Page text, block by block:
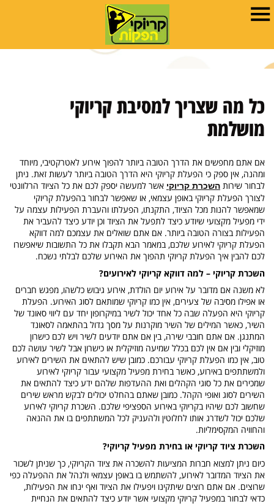
כל מה שצריך למסיבת קריוקי
מושלמת
אם אתם מחפשים את הדרך הטובה ביותר להפוך אירוע לאטרקטיבי, מיוחד
ומהנה, אין ספק כי הפעלת קריוקי היא הדרך הטובה ביותר לעשות זאת. ניתן
לבחור שירות השכרת קריוקי אשר למעשה יספק לכם את כל הציוד הרלוונטי
לצורך הפעלת קריוקי באופן עצמאי, או שאפשר לבחור בהפעלת קריוקי
שמאפשר להנות מכל הציוד, התקנתו, הפעלתו והעברת הפעילות עצמה על
ידי מפעיל מקצועי שיודע כיצד לתפעל את הציוד וכן יודע כיצד להעביר את
הפעילות בצורה הטובה ביותר. אם אתם שואלים את עצמכם למה דווקא
הפעלת קריוקי לאירוע שלכם, במאמר הבא תקבלו את כל התשובות שיאפשרו
לכם להבין איך הפעלת קריוקי תהפוך את האירוע שלכם לבלתי נשכח.
השכרת קריוקי – למה דווקא קריוקי לאירועים?
לא משנה אם מדובר על אירוע יום הולדת, אירוע גיבוש כלשהו, מפגש חברים
או אפילו מסיבה של צעירים, אין כמו קריוקי שמותאם לסוג האירוע. הפעלת
קריוקי היא הפעלה שבה כל אחד יכול לשיר במיקרופון יחד עם ליווי סאונד של
השיר, כאשר המילים של השיר מוקרנות על מסך גדול בהתאמה לסאונד
המתנגן. אם אתם חובבי שירה, בין אם אתם יודעים לשיר ויש לכם כישרון
מוזיקלי ובין אם אין לכם בכלל שמיעה מוזיקלית או כישרון אבל לשיר עושה לכם
טוב, אין כמו הפעלת קריוקי עבורכם. כמובן שיש להתאים את השירים לאירוע
ולמשתתפים באירוע, כאשר בחירת מפעיל מקצועי עבור קריוקי לאירוע
שמכירים את כל סוגי הקהלים ואת ההעדפות שלהם ידע כיצד להתאים את
השירים לסוג ואופי הקהל. כמובן שאתם בהחלט יכולים לבקש מראש שירים
שחשוב לכם שיהיו בקריוקי באירוע הספציפי שלכם. השכרת קריוקי לאירוע
שלכם יכול לשדרג אותו לחלוטין ולהעניק לכל המשתתפים בו את ההנאה
והחוויה המקסימליות.
השכרת ציוד קריוקי או בחירת מפעיל קריוקי?
כיום ניתן למצוא חברות המציעות להשכרה את ציוד הקריוקי, כך שניתן לשכור
את הציוד המדובר לאירוע, להשתמש בו באופן עצמאי ולנהל את ההפעלה כפי
שרוצים. אם אתם רוצים שיתקינו ויפעילו את הציוד ואף ינחו את הפעילות,
כדאי לבחור במפעיל קריוקי מקצועי אשר יודע כיצד להתאים את הנחיית